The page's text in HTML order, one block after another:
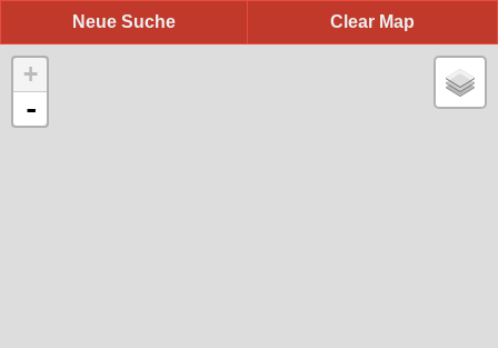
Clear Map
Neue Suche
+
-